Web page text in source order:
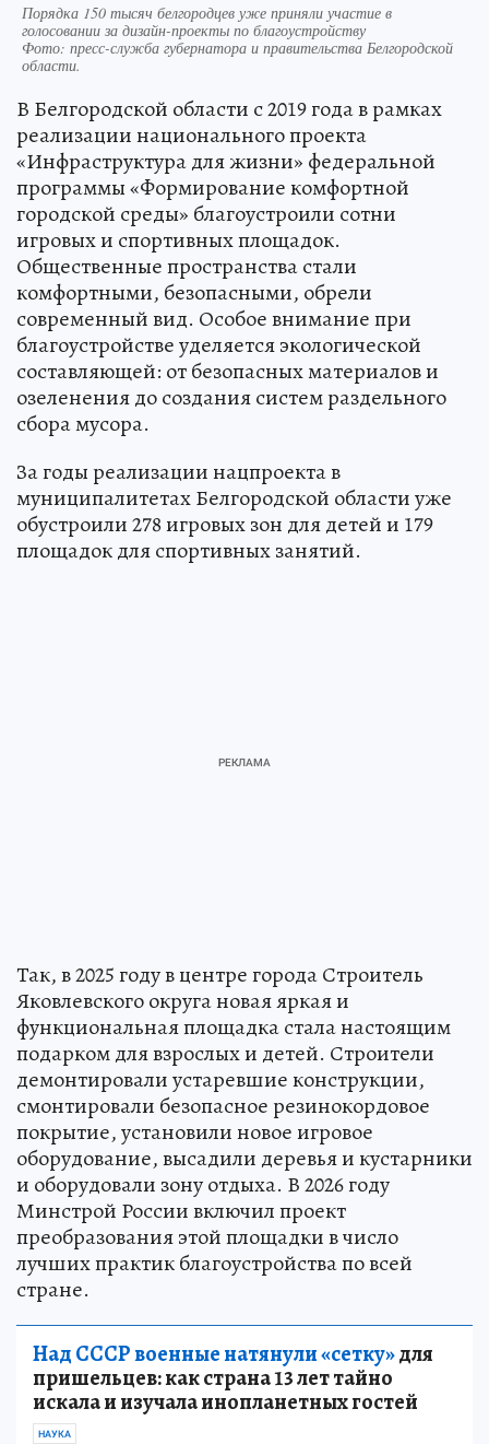
Порядка 150 тысяч белгородцев уже приняли участие в
голосовании за дизайн-проекты по благоустройству
Фото: пресс-служба губернатора и правительства Белгородской
области.
В Белгородской области с 2019 года в рамках
реализации национального проекта
«Инфраструктура для жизни» федеральной
программы «Формирование комфортной
городской среды» благоустроили сотни
игровых и спортивных площадок.
Общественные пространства стали
комфортными, безопасными, обрели
современный вид. Особое внимание при
благоустройстве уделяется экологической
составляющей: от безопасных материалов и
озеленения до создания систем раздельного
сбора мусора.
За годы реализации нацпроекта в
муниципалитетах Белгородской области уже
обустроили 278 игровых зон для детей и 179
площадок для спортивных занятий.
Так, в 2025 году в центре города Строитель
Яковлевского округа новая яркая и
функциональная площадка стала настоящим
подарком для взрослых и детей. Строители
демонтировали устаревшие конструкции,
смонтировали безопасное резинокордовое
покрытие, установили новое игровое
оборудование, высадили деревья и кустарники
и оборудовали зону отдыха. В 2026 году
Минстрой России включил проект
преобразования этой площадки в число
лучших практик благоустройства по всей
стране.
Над СССР военные натянули «сетку»для
пришельцев: как страна 13 лет тайно
искала и изучала инопланетных гостей
НАУКА